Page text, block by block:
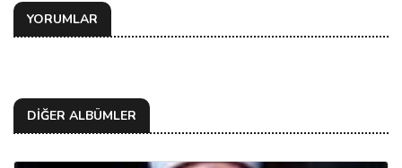
YORUMLAR
DİĞER ALBÜMLER